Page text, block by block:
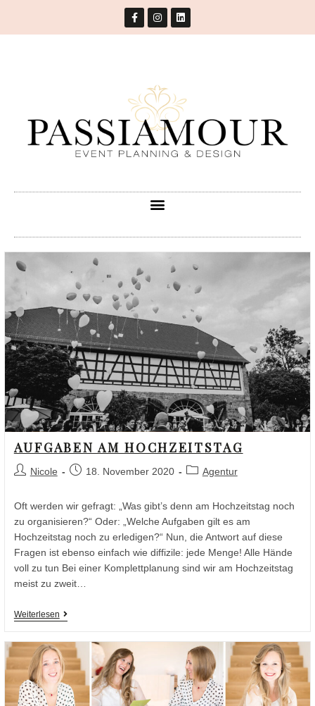
AUFGABEN AM HOCHZEITSTAG
Nicole 18. November 2020 Agentur
Oft werden wir gefragt: „Was gibt’s denn am Hochzeitstag noch
zu organisieren?“ Oder: „Welche Aufgaben gilt es am
Hochzeitstag noch zu erledigen?“ Nun, die Antwort auf diese
Fragen ist ebenso einfach wie diffizile: jede Menge! Alle Hände
voll zu tun Bei einer Komplettplanung sind wir am Hochzeitstag
meist zu zweit…
Weiterlesen